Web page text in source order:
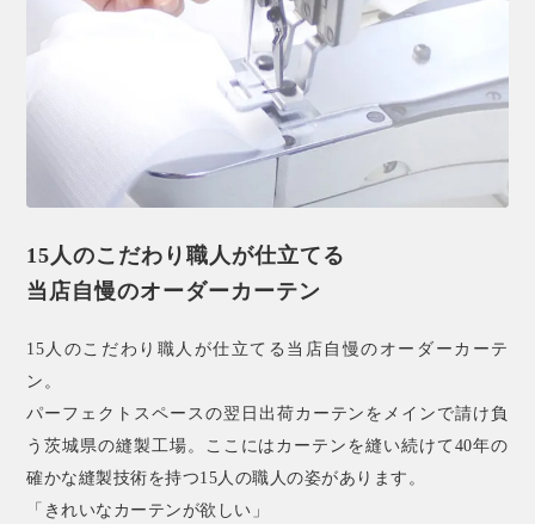
15人のこだわり職人が仕立てる
当店自慢のオーダーカーテン
15人のこだわり職人が仕立てる当店自慢のオーダーカーテ
ン。
パーフェクトスペースの翌日出荷カーテンをメインで請け負
う茨城県の縫製工場。ここにはカーテンを縫い続けて40年の
確かな縫製技術を持つ15人の職人の姿があります。
「きれいなカーテンが欲しい」